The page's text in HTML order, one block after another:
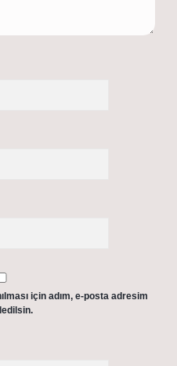
için adım, e-posta adresim